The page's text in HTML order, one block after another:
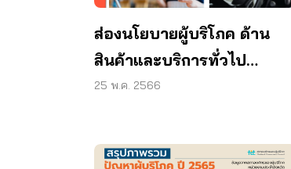
ส่องนโยบายผู้บริโภค ด้าน
สินค้าและบริการทั่วไป
ประจำเดือนพฤษภาคม 2566
25 พ.ค. 2566